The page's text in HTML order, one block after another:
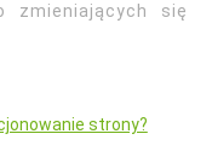
zmieniających się
strony?